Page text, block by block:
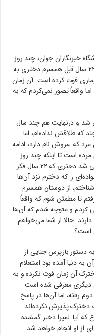
باشگاه خبرنگاران جوان، چند روز
قبل مرد میانسالی نزد پلیس رفت و گفت: ۲۲ سال قبل همسرم دختری به
فوت کرده است. آن زمان
واقعاً تصور نمی‌کردم که به
شد و درنهایت هم چند سال
که طلاقش نداده‌ام، اما
که سروش نام دارد، ادامه
است تا اینکه چند روز
قبل فرد ناشناسی با من تماس گرفت و مدعی شد دختری که ۲۲ سال فکر
را که دخترم نزد آن‌ها
از دوستان همسرم
تا مطمئن شوم که واقعاً
کردم و متوجه شدم که آن‌ها
حالا از شما می‌خواهم
است؟
دستور بازپرس جنایی از
درآن به دنیا آمده بود استعلام
آن زمان فوت نکرده و به
دیگری معرفی شده است.
رفته، اما آن‌ها در پاسخ
دخترک پذیرش نکرده‌اند.
آیا المیرا دختر گمشده
از او انجام خواهد شد.